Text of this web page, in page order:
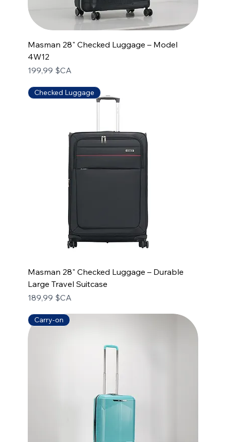
Masman 28" Checked Luggage – Model
4W12
Prix
199,99 $CA
Checked Luggage
Masman 28" Checked Luggage – Durable
Large Travel Suitcase
Prix
189,99 $CA
Carry-on